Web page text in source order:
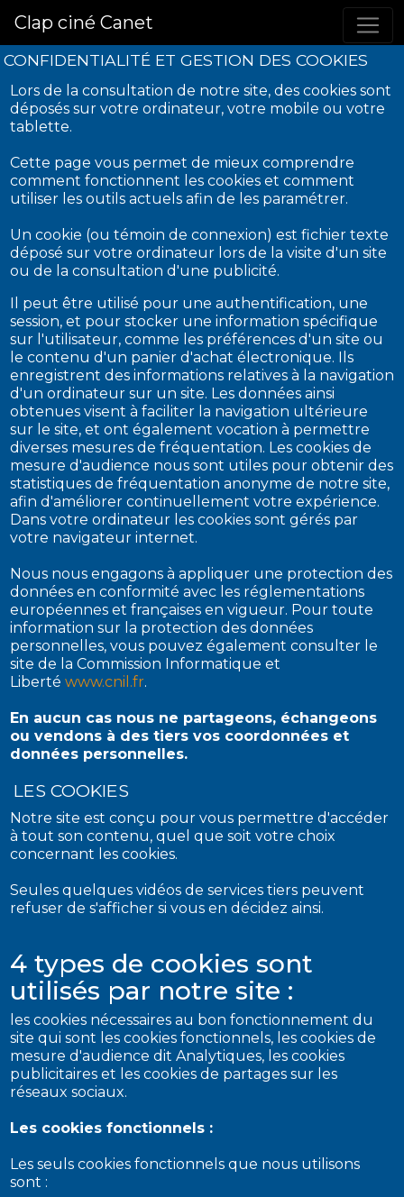
Clap ciné Canet
CONFIDENTIALITÉ ET GESTION DES COOKIES
Lors de la consultation de notre site, des cookies sont
déposés sur votre ordinateur, votre mobile ou votre
tablette.
Cette page vous permet de mieux comprendre
comment fonctionnent les cookies et comment
utiliser les outils actuels afin de les paramétrer.
Un cookie (ou témoin de connexion) est fichier texte
déposé sur votre ordinateur lors de la visite d'un site
ou de la consultation d'une publicité.
Il peut être utilisé pour une authentification, une
session, et pour stocker une information spécifique
sur l'utilisateur, comme les préférences d'un site ou
le contenu d'un panier d'achat électronique. Ils
enregistrent des informations relatives à la navigation
d'un ordinateur sur un site. Les données ainsi
obtenues visent à faciliter la navigation ultérieure
sur le site, et ont également vocation à permettre
diverses mesures de fréquentation. Les cookies de
mesure d'audience nous sont utiles pour obtenir des
statistiques de fréquentation anonyme de notre site,
afin d'améliorer continuellement votre expérience.
Dans votre ordinateur les cookies sont gérés par
votre navigateur internet.
Nous nous engagons à appliquer une protection des
données en conformité avec les réglementations
européennes et françaises en vigueur. Pour toute
information sur la protection des données
personnelles, vous pouvez également consulter le
site de la Commission Informatique et
Liberté www.cnil.fr.
En aucun cas nous ne partageons, échangeons
ou vendons à des tiers vos coordonnées et
données personnelles.
LES COOKIES
Notre site est conçu pour vous permettre d'accéder
à tout son contenu, quel que soit votre choix
concernant les cookies.
Seules quelques vidéos de services tiers peuvent
refuser de s'afficher si vous en décidez ainsi.
4 types de cookies sont
utilisés par notre site :
les cookies nécessaires au bon fonctionnement du
site qui sont les cookies fonctionnels, les cookies de
mesure d'audience dit Analytiques, les cookies
publicitaires et les cookies de partages sur les
réseaux sociaux.
Les cookies fonctionnels :
Les seuls cookies fonctionnels que nous utilisons
sont :